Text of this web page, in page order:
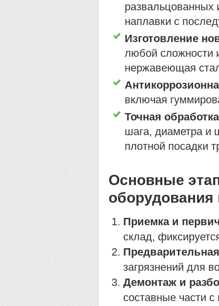
развальцованных
наплавки с
Изготовление
любой сложности
нержавеющая
включая
Точная
шага, диаметра и
плотной посадки
Основные
Приемка и
склад,
загрязнений для
Демонтаж и
составные части